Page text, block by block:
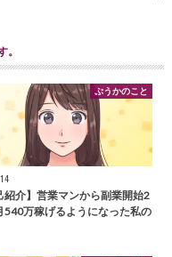
ぷうかのこと
紹介】営業マンから副業開始2
540万稼げるようになった私の